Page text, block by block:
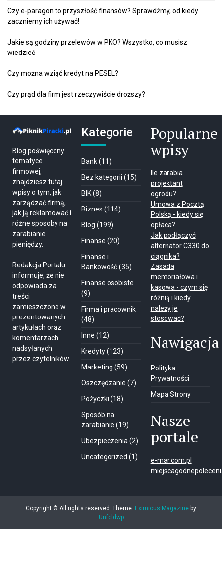
Czy e-paragon to przyszłość finansów? Sprawdźmy, od kiedy
zaczniemy ich używać!
Jakie są godziny przelewów w PKO? Wszystko, co musisz
wiedzieć
Czy można wziąć kredyt na PESEL?
Czy prąd dla firm jest rzeczywiście droższy?
Blog poświęcony
tematyce
firmowej,
znajdziesz tutaj
wpisy o tym, jak
zarządzać firmą,
jak ją reklamować i
różne sposoby na
zarabianie
pieniędzy.
Redakcja Portalu
informuje, że nie
odpowiada za
treści
zamieszczone w
prezentowanych
artykułach oraz
komentarzach
nadsyłanych
przez czytelników.
Kategorie
Bank(11)
Bez kategorii (15)
BIK(8)
Biznes (114)
Blog (199)
Finanse (20)
Finanse i
Bankowość(35)
Finanse osobiste
(9)
Firma i pracownik
(48)
Inne (12)
Kredyty(123)
Marketing (59)
Oszczędzanie (7)
Pożyczki (18)
Sposób na
zarabianie (19)
Ubezpieczenia (2)
Uncategorized (1)
Popularne
wpisy
Ile zarabia
projektant
ogrodu?
Umowa z Pocztą
Polską - kiedy się
opłaca?
Jak podłączyć
alternator C330 do
ciągnika?
Zasada
memoriałowa i
kasowa - czym się
różnią i kiedy
należy je
stosować?
Nawigacja
Polityka
Prywatności
Mapa Strony
Nasze
portale
e-mar.com.pl
Copyright © All rights reserved. Theme: Eximious Magazine by
Unfoldwp